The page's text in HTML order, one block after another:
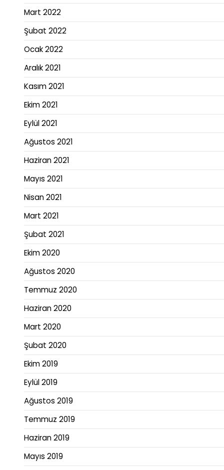
Mart 2022
Şubat 2022
Ocak 2022
Aralık 2021
Kasım 2021
Ekim 2021
Eylül 2021
Ağustos 2021
Haziran 2021
Mayıs 2021
Nisan 2021
Mart 2021
Şubat 2021
Ekim 2020
Ağustos 2020
Temmuz 2020
Haziran 2020
Mart 2020
Şubat 2020
Ekim 2019
Eylül 2019
Ağustos 2019
Temmuz 2019
Haziran 2019
Mayıs 2019